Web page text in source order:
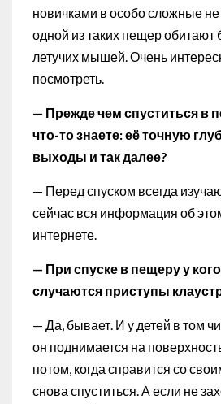
новичками в особо сложные не
одной из таких пещер обитают
летучих мышей. Очень
посмотреть.
— Прежде чем спуститься в
что-то знаете: её точную
выходы и так далее?
— Перед спуском всегда
сейчас вся информация об
интернете.
— При спуске в пещеру у
случаются приступы
— Да, бывает. И у детей в том
он поднимается на
потом, когда справится со
снова спуститься. А если не